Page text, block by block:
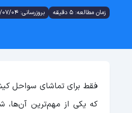
زمان مطالعه: 5 دقیقه بروزرسانی: 1403/07/04
فقط برای تماشای سواحل
که یکی از مهم‌ترین آن‌ها،